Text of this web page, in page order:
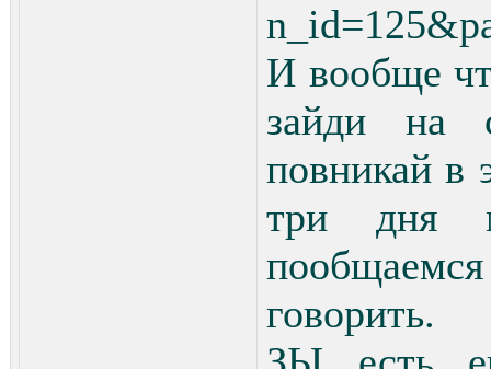
И вообще
зайди на
повникай в
три дня
говорить.